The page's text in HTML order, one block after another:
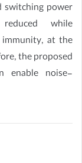
switching power
while
immunity, at the
the proposed
enable noise-